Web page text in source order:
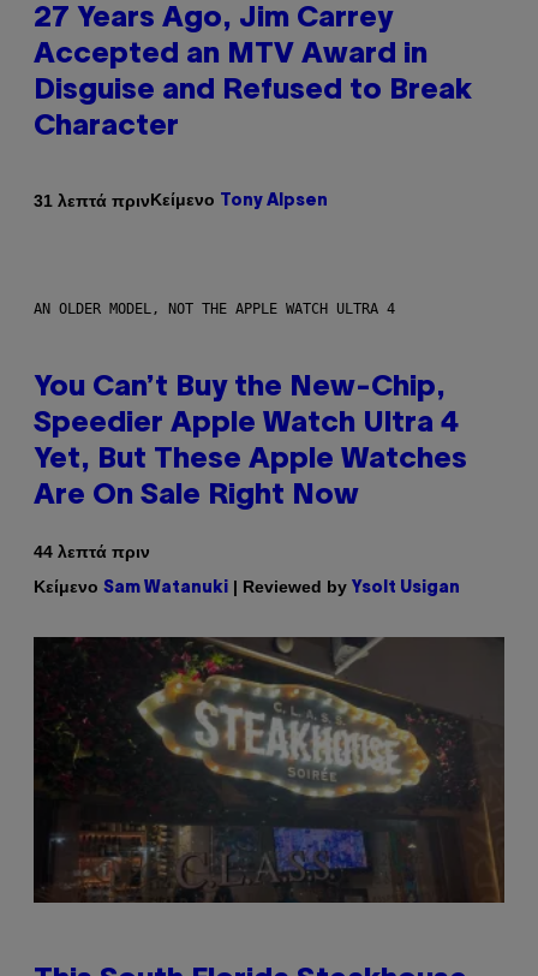
27 Years Ago, Jim Carrey
Accepted an MTV Award in
Disguise and Refused to Break
Character
31 λεπτά πρινΚείμενο Tony Alpsen
AN OLDER MODEL, NOT THE APPLE WATCH ULTRA 4
You Can’t Buy the New-Chip,
Speedier Apple Watch Ultra 4
Yet, But These Apple Watches
Are On Sale Right Now
44 λεπτά πριν
Κείμενο Sam Watanuki | Reviewed by Ysolt Usigan